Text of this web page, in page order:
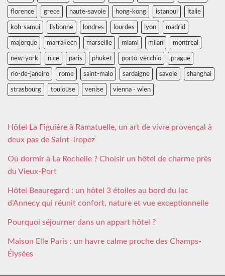
florence grece haute-savoie hong-kong istanbul italie
koh-samui lisbonne londres lourdes lyon madrid
majorque marrakech marseille miami milan montreal
new-york nice paris phuket porto-vecchio prague
rio-de-janeiro rome saint-malo sardaigne savoie shanghai
strasbourg toulouse venise vienna - wien
Hôtel La Figuière à Ramatuelle, un art de vivre provençal à
deux pas de Saint-Tropez
Où dormir à La Rochelle ? Choisir un hôtel de charme près
du Vieux-Port
Hôtel Beauregard : un hôtel 3 étoiles au bord du lac
d’Annecy qui réunit confort, nature et vue exceptionnelle
Pourquoi séjourner dans un appart hôtel ?
Maison Elle Paris : un havre calme proche des Champs-
Élysées